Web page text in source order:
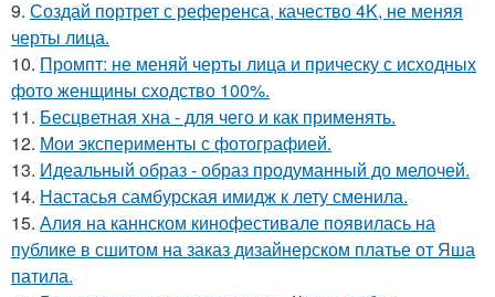
9. Создай портрет с референса, качество 4K, не меняя
черты лица.
10. Промпт: не меняй черты лица и прическу с исходных
фото женщины сходство 100%.
11. Бесцветная хна - для чего и как применять.
12. Мои эксперименты с фотографией.
13. Идеальный образ - образ продуманный до мелочей.
14. Настасья самбурская имидж к лету сменила.
15. Алия на каннском кинофестивале появилась на
публике в сшитом на заказ дизайнерском платье от Яша
патила.